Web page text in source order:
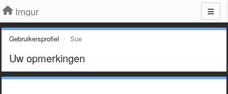
Imgur
Gebruikersprofiel Sue
Uw opmerkingen